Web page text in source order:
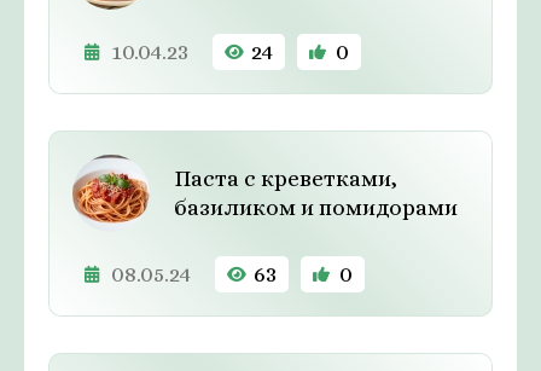
10.04.23 24 0
Паста с креветками,
базиликом и помидорами
08.05.24 63 0